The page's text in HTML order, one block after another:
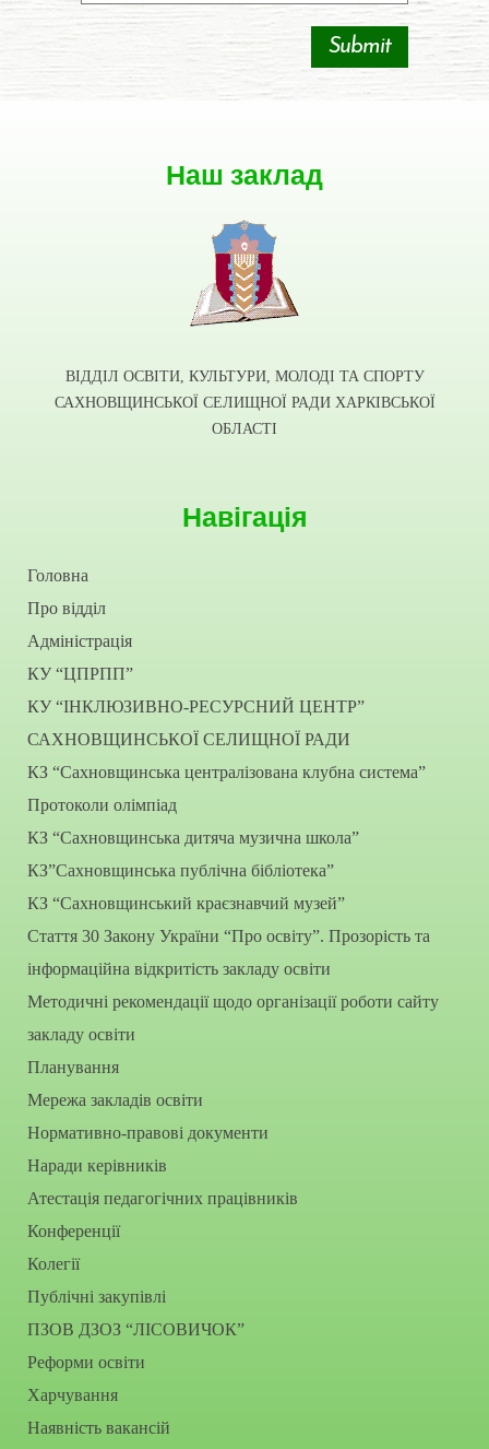
Наш заклад
ВІДДІЛ ОСВІТИ, КУЛЬТУРИ, МОЛОДІ ТА СПОРТУ
САХНОВЩИНСЬКОЇ СЕЛИЩНОЇ РАДИ ХАРКІВСЬКОЇ
ОБЛАСТІ
Навігація
Головна
Про відділ
Адміністрація
КУ “ЦПРПП”
КУ “ІНКЛЮЗИВНО-РЕСУРСНИЙ ЦЕНТР”
САХНОВЩИНСЬКОЇ СЕЛИЩНОЇ РАДИ
КЗ “Сахновщинська централізована клубна система”
Протоколи олімпіад
КЗ “Сахновщинська дитяча музична школа”
КЗ”Сахновщинська публічна бібліотека”
КЗ “Сахновщинський краєзнавчий музей”
Стаття 30 Закону України “Про освіту”. Прозорість та
інформаційна відкритість закладу освіти
Методичні рекомендації щодо організації роботи сайту
закладу освіти
Планування
Мережа закладів освіти
Нормативно-правові документи
Наради керівників
Атестація педагогічних працівників
Конференції
Колегії
Публічні закупівлі
ПЗОВ ДЗОЗ “ЛІСОВИЧОК”
Реформи освіти
Харчування
Наявність вакансій